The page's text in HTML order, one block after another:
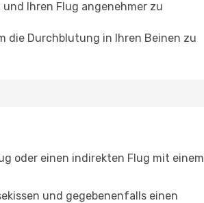
Ihren Flug angenehmer zu
die Durchblutung in Ihren Beinen zu
oder einen indirekten Flug mit einem
und gegebenenfalls einen